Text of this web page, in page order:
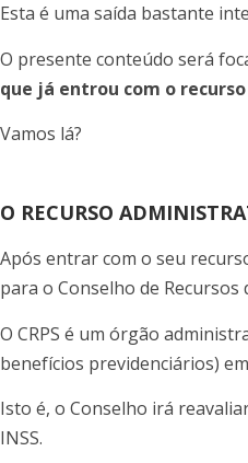
Esta é uma saída bastante
O presente conteúdo será
que já entrou com o recurso
Vamos lá?
O RECURSO
Após entrar com o seu
para o Conselho de Recursos
O CRPS é um órgão
benefícios previdenciários)
Isto é, o Conselho irá
INSS.